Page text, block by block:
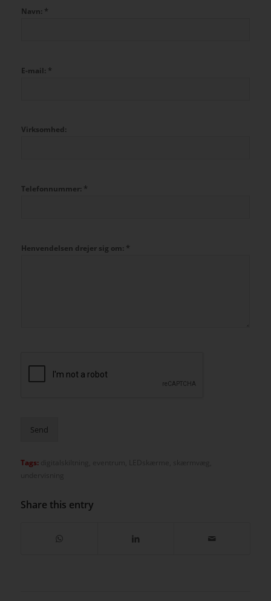
Navn: *
E-mail: *
Virksomhed:
Telefonnummer: *
Henvendelsen drejer sig om: *
Send
Tags:
Share this entry